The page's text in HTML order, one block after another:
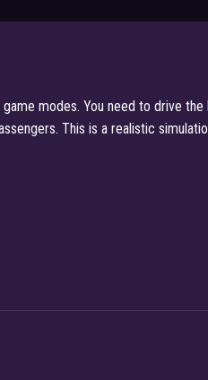
modes. You need to drive
This is a realistic